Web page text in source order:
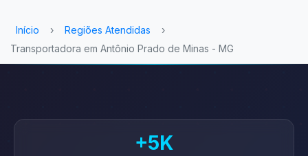
Início › Regiões Atendidas
›
Transportadora em Antônio Prado de Minas - MG
+5K